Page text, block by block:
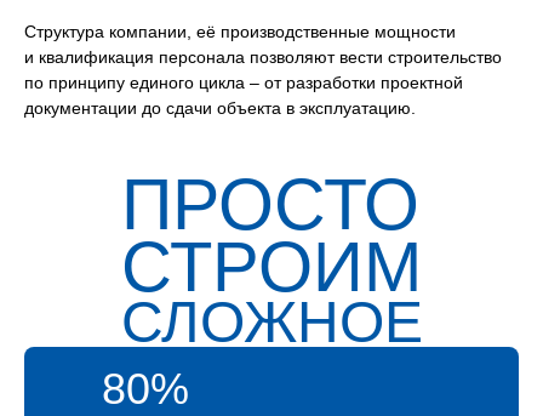
Структура компании, её производственные мощности
и квалификация персонала позволяют вести строительство
по принципу единого цикла – от разработки проектной
документации до сдачи объекта в эксплуатацию.
ПРОСТО
СТРОИМ
СЛОЖНОЕ
80%